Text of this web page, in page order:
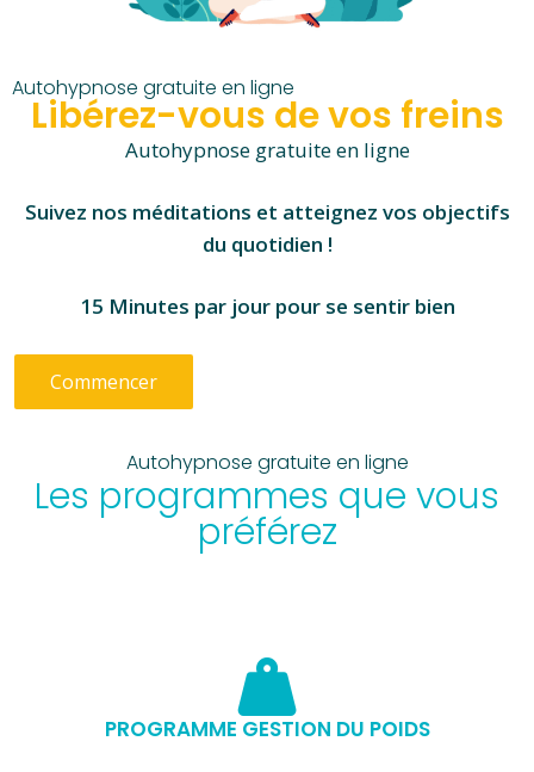
Autohypnose gratuite en ligne
Libérez-vous de vos freins
Autohypnose gratuite en ligne
Suivez nos méditations et atteignez vos objectifs
du quotidien !
15 Minutes par jour pour se sentir bien
Commencer
Autohypnose gratuite en ligne
Les programmes que vous
préférez
PROGRAMME GESTION DU POIDS